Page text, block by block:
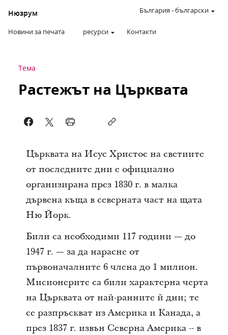
Нюзрум
Новини за печата ресурси Контакти
България -български
Тема
Растежът на Църквата
Църквата на Исус Христос на светиите
от последните дни е официално
организирана през 1830 г. в малка
дървена къща в северната част на щата
Ню Йорк.
Били са необходими 117 години — до
1947 г. — за да нарасне от
първоначалните 6 члена до 1 милион.
Мисионерите са били характерна черта
на Църквата от най-ранните й дни; те
се разпръскват из Америка и Канада, а
през 1837 г. извън Северна Америка -- в